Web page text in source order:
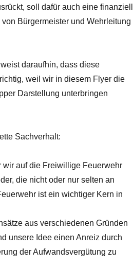
soll dafür auch eine
Bürgermeister und Wehrleitung
daraufhin, dass diese
weil wir in diesem Flyer die
Darstellung unterbringen
Sachverhalt:
auf die Freiwillige Feuerwehr
die nicht oder nur selten an
ist ein wichtiger Kern in
aus verschiedenen Gründen
unsere Idee einen Anreiz durch
der Aufwandsvergütung zu